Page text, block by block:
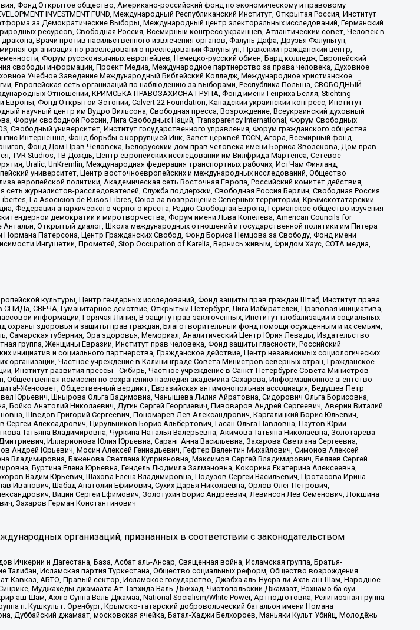
Фонд Открытое общество, Американо-российский фонд по экономическому и правовому
INVESTMENT FUND, Международный Республиканский Институт, Открытая Россия, Институт
за Демократические Выборы, Международный центр электоральных исследований, Германский
ресурсов, Свободная Россия, Всемирный конгресс украинцев, Атлантический совет, Человек в
Врачи против насильственного извлечения органов, Фалунь Дафа, Друзья Фалуньгун,
организация по расследованию преследований Фалуньгун, Пражский гражданский центр,
Форум русскоязычных европейцев, Немецко-русский обмен, Бард колледж, Европейский
свободы информации, Проект Медиа, Международное партнерство за права человека, Духовное
Учебное Заведение Международный Библейский Колледж, Международное христианское
Европейская сеть организаций по наблюдению за выборами, Республика Польша, СВОБОДНЫЙ
Отношений, КРИМСЬКА ПРАВОЗАХИСНА ГРУПА, Фонд имени Генриха Бёлля, Stichting
Фонд Открытой Эстонии, Calvert 22 Foundation, Канадский украинский конгресс, Институт
научный центр им Вудро Вильсона, Свободная пресса, Возрождение, Всеукраинский духовный
Форум свободной России, Лига Свободных Наций, Transparеncy International, Форум Свободных
университет, Институт государственного управления, Форум гражданского общества
Интернешнл, Фонд борьбы с коррупцией Инк, Завет церквей TCCN, Агора, Всемирный фонд
Фонд Дом Прав Человека, Белорусский дом прав человека имени Бориса Звозскова, Дом прав
TVR Studios, ТВ Дождь, Центр европейских исследований им Вилфрида Мартенса, Сетевое
Uralic, UnKremlin, Международная федерация транспортных рабочих, ИстЧам Финланд,
университет, Центр восточноевропейских и международных исследований, Общество
европейской политики, Академическая сеть Восточная Европа, Российский комитет действия,
журналистов-расследователей, Служба поддержки, Свободная Россия Берлин, Свободная Россия
La Asocicion de Rusos Libres, Союз за возвращение Северных территорий, Крымскотатарский
Федерация анархического черного креста, Радио Свободная Европа, Германское общество изучения
демократии и миротворчества, Форум имени Льва Копелева, American Councils for
Открытый диалог, Школа международных отношений и государственной политики им Питера
Патерсона, Центр Гражданских Свобод, Фонд Бориса Немцова за Свободу, Фонд имени
Ингушетии, Прометей, Stop Occupation of Karelia, Вернись живым, Фридом Хаус, СОТА медиа,
культуры, Центр гендерных исследований, Фонд защиты прав граждан Штаб, Институт права
СВЕЧА, Гуманитарное действие, Открытый Петербург, Лига Избирателей, Правовая инициатива,
информации, Горячая Линия, В защиту прав заключенных, Институт глобализации и социальных
здоровья и защиты прав граждан, Благотворительный фонд помощи осужденным и их семьям,
Самарская губерния, Эра здоровья, Мемориал, Аналитический Центр Юрия Левады, Издательство
группа, Женщины Евразии, Институт прав человека, Фонд защиты гласности, Российский
инициатив и социального партнерства, Гражданское действие, Центр независимых социологических
Частное учреждение в Калининграде Совета Министров северных стран, Гражданское
развития прессы - Сибирь, Частное учреждение в Санкт-Петербурге Совета Министров
комиссия по сохранению наследия академика Сахарова, Информационное агентство
Женсовет, Общественный вердикт, Евразийская антимонопольная ассоциация, Бедушев Петр
Юрьевич, Шнырова Ольга Вадимовна, Чанышева Лилия Айратовна, Сидорович Ольга Борисовна,
Бойко Анатолий Николаевич, Дугин Сергей Георгиевич, Пивоваров Андрей Сергеевич, Аверин Виталий
Шведов Григорий Сергеевич, Пономарев Лев Александрович, Каргалицкий Борис Юльевич,
Алексадрович, Цирульников Борис Альбертович, Гасан Ольга Павловна, Паутов Юрий
Татьяна Владимировна, Чуркина Наталья Валерьевна, Акимова Татьяна Николаевна, Золотарева
Илларионова Юлия Юрьевна, Саранг Анна Васильевна, Захарова Светлана Сергеевна,
Юрьевич, Мосин Алексей Геннадьевич, Гефтер Валентин Михайлович, Симонов Алексей
Владимировна, Баженова Светлана Куприяновна, Максимов Сергей Владимирович, Беляев Сергей
Буртина Елена Юрьевна, Гендель Людмила Залмановна, Кокорина Екатерина Алексеевна,
Вадим Юрьевич, Шахова Елена Владимировна, Подузов Сергей Васильевич, Протасова Ирина
Иванович, Шабад Анатолий Ефимович, Сухих Дарья Николаевна, Орлов Олег Петрович,
Вицин Сергей Ефимович, Золотухин Борис Андреевич, Левинсон Лев Семенович, Локшина
Захаров Герман Константинович
организаций, признанных в соответствии с законодательством
и Дагестана, База, Асбат аль-Ансар, Священная война, Исламская группа, Братья-
Талибан, Исламская партия Туркестана, Общество социальных реформ, Общество возрождения
Кавказ, АБТО, Правый сектор, Исламское государство, Джабха аль-Нусра ли-Ахль аш-Шам, Народное
Муджахеды джамаата Ат-Тавхида Валь-Джихад, Чистопольский Джамаат, Рохнамо ба суи
аш-Шам, Ахлю Сунна Валь Джамаа, National Socialism/White Power, Артподготовка, Религиозная группа
п. Кушкуль г. Оренбург, Крымско-татарский добровольческий батальон имени Номана
Дуббайский джамаат, московская ячейка, Батал-Хаджи Белхороев, Маньяки Культ Убийц, Молодёжь